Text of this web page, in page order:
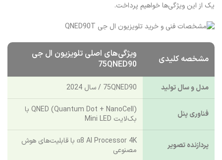
یک از این ویژگی‌ها خواهیم پرداخت.
مشخصه کلیدی
ویژگی‌های اصلی تلویزیون ال جی
75QNED90
مدل و سال تولید 75QNED90 / سال 2024
فناوری پنل
QNED (Quantum Dot + NanoCell) با
بک‌لایت Mini LED
پردازنده تصویر
α8 AI Processor 4K با قابلیت‌های هوش
مصنوعی